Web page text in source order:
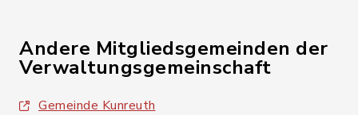
Andere Mitgliedsgemeinden der
Verwaltungsgemeinschaft
Gemeinde Kunreuth